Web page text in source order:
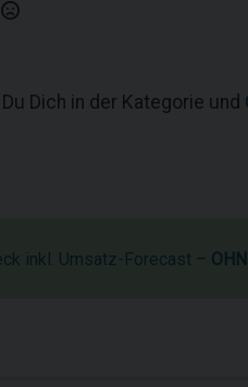
Dich in der Kategorie und
inkl. Umsatz-Forecast –